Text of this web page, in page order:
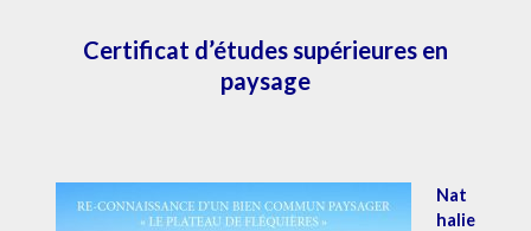
Certificat d’études supérieures en
paysage
Nat
halie